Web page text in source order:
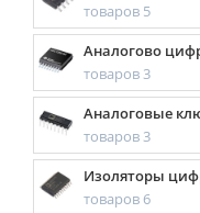
товаров 5
Аналогово
товаров 3
Аналоговые
товаров 3
Изоляторы
товаров 6